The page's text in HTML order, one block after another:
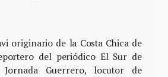
originario de la Costa Chica de
del periódico El Sur de
Guerrero, locutor de